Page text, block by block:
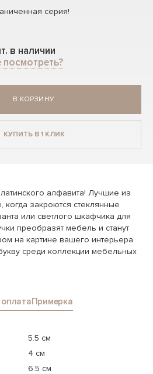
серия!
в наличии
посмотреть?
В КОРЗИНУ
КУПИТЬ В 1 КЛИК
алфавита! Лучшие из
когда закроются стеклянные
или светлого шкафчика для
преобразят мебель и станут
на картине вашего интерьера.
среди коллекции мебельных
Примерка
5.5 см
4 см
6.5 см